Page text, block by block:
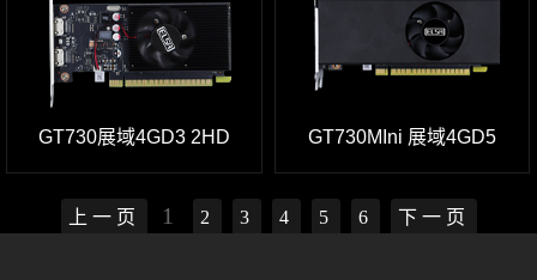
GT730展域4GD3 2HD GT730MIni 展域4GD5
上一页 1 2 3 4 5 6 下一页